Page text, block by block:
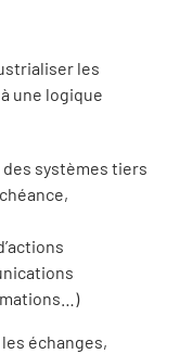
les
une logique
systèmes tiers
échanges,